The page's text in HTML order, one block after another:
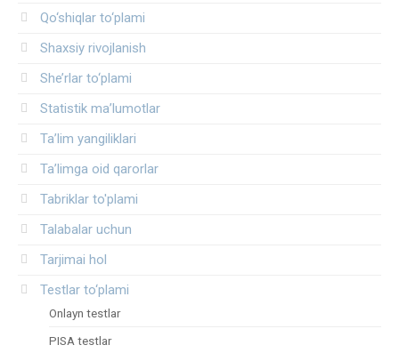
Qo‘shiqlar to‘plami
Shaxsiy rivojlanish
She’rlar to‘plami
Statistik ma’lumotlar
Ta’lim yangiliklari
Ta’limga oid qarorlar
Tabriklar to'plami
Talabalar uchun
Tarjimai hol
Testlar to‘plami
Onlayn testlar
PISA testlar